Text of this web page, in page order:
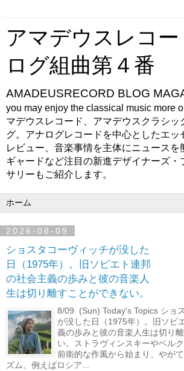
アマデウスレコ
ログ組曲第４番
AMADEUSRECORD BLOG
you may enjoy the classical music more
マデウスレコード、アマデウスクラシッ
グ。アナログレコードを中心としたエッ
レビュー、音楽事情を主体にニュースを
ギャードなど注目の新進デザイナーズ・
サリーもご紹介します。
2026-08-09
ショスタコーヴィッチが没した
日（1975年）。旧ソビエト連邦
の社会主義の歩みと彼の音楽人
生は切り離すことができない。
8/09 (Sun) Today's Topics ショ
が没した日（1975年）。旧ソビ
義の歩みと彼の音楽人生は切り
い。ストラヴィンスキーやベルク
前衛的な作風から始まり、やが
ズム、例えばロシア...